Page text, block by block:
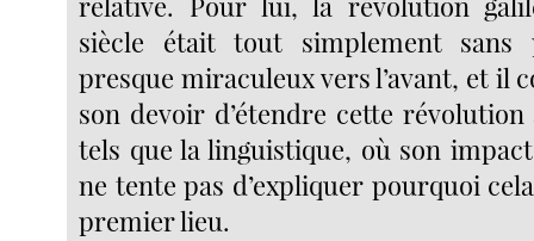
siècle était tout simplement sans
presque miraculeux vers l’avant, et il
son devoir d’étendre cette révolution
tels que la linguistique, où son
ne tente pas d’expliquer pourquoi
premier lieu.